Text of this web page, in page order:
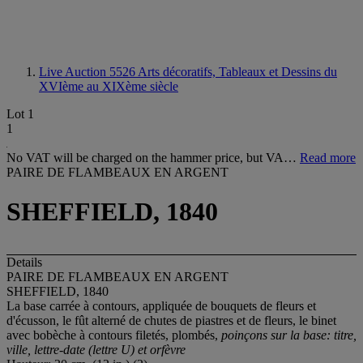
Live Auction 5526 Arts décoratifs, Tableaux et Dessins du
XVIème au XIXème siècle
Lot 1
1
No VAT will be charged on the hammer price, but VA… Read more
PAIRE DE FLAMBEAUX EN ARGENT
SHEFFIELD, 1840
Details
PAIRE DE FLAMBEAUX EN ARGENT
SHEFFIELD, 1840
La base carrée à contours, appliquée de bouquets de fleurs et
d'écusson, le fût alterné de chutes de piastres et de fleurs, le binet
avec bobèche à contours filetés, plombés, poinçons sur la base: titre,
ville, lettre-date (lettre U) et orfèvre